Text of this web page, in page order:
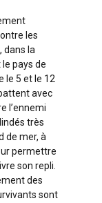
les
dans la
pays de
le 5 et le 12
avec
l’ennemi
très
de mer, à
permettre
son repli.
des
sont